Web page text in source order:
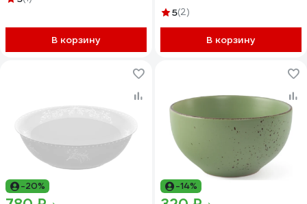
В корзину
5(2)
В корзину
-20% -14%